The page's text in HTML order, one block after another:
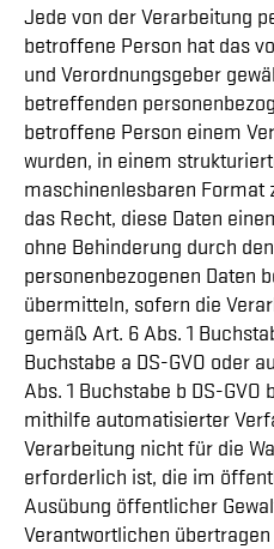
Jede von der Verarbeitung
betroffene Person hat das
und Verordnungsgeber
betreffenden
betroffene Person einem
wurden, in einem
maschinenlesbaren Format
das Recht, diese Daten
ohne Behinderung durch
personenbezogenen Daten
übermitteln, sofern die
gemäß Art. 6 Abs. 1
Buchstabe a DS-GVO oder
Abs. 1 Buchstabe b DS-
mithilfe automatisierter
Verarbeitung nicht für die
erforderlich ist, die im
Ausübung öffentlicher
Verantwortlichen übertragen